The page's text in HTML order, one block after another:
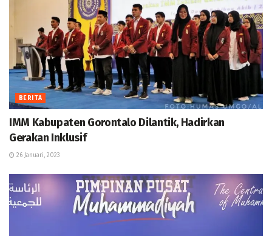
BERITA
IMM Kabupaten Gorontalo Dilantik, Hadirkan
Gerakan Inklusif
26 Januari, 2023